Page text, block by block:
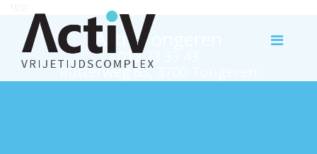
Activ Tongeren
012 23 33 43
Rutterweg 63, 3700 Tongeren